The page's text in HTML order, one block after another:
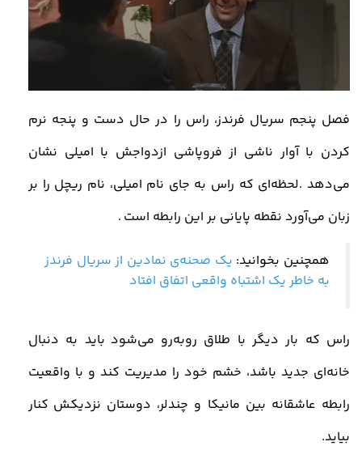
فصل پنجم سریال فرندز، راس را در حال دست و پنجه نرم
کردن با آوار ناشی از فروپاشی ازدواجش با امیلی نشان
می‌دهد.لحظه‌ای که راس به جای نام امیلی، نام ریچل را بر
زبان می‌آورد نقطه پایانی بر این رابطه است .
همچنین بخوانید: یک صحنه‌ی نمادین از سریال فرندز
به خاطر یک اشتباه واقعی اتفاق افتاد
راس که بار دیگر با طلاق روبه‌رو می‌شود باید به دنبال
خانه‌ای جدید باشد، خشم خود را مدیریت کند و با واقعیت
رابطه عاشقانه بین مانیکا و چندلر، دوستان نزدیکش کنار
بیاید.